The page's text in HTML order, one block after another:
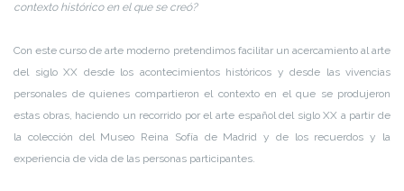
contexto histórico en el que se creó?
Con este curso de arte moderno pretendimos facilitar un acercamiento al arte
del siglo XX desde los acontecimientos históricos y desde las vivencias
personales de quienes compartieron el contexto en el que se produjeron
estas obras, haciendo un recorrido por el arte español del siglo XX a partir de
la colección del Museo Reina Sofía de Madrid y de los recuerdos y la
experiencia de vida de las personas participantes.